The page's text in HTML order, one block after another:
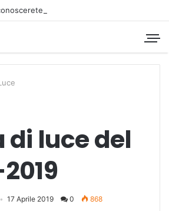
di luce del
17 Aprile 2019 0
868